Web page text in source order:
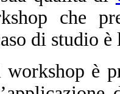
che
di studio
è